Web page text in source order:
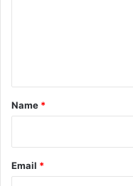
*
Name *
Email *